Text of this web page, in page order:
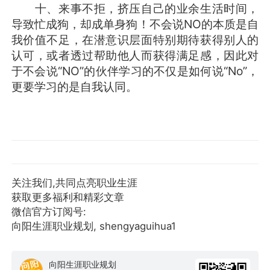
十、来事不拒，挤压自己的业余生活时间，
导致忙成狗，却成单身狗！不会说NO的本质是自
我价值不足，在潜意识层面特别期待获得别人的
认可，或者透过帮助他人而获得满足感，因此对
于不会说“NO”的伙伴学习的不仅是如何说“No”，
更要学习的是自我认同。
关注我们,共同点亮职业生涯
获取更多福利和精彩文章
微信官方订阅号:
向阳生涯职业规划, shengyaguihua1
向阳生涯职业规划